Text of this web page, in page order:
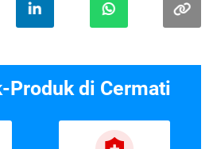
Produk di Cermati